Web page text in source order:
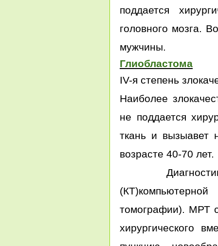
поддается
головного мозга.
мужчины.
Глиобластома
IV-я степень
Наиболее
не поддается
ткань и вызыавет
возрасте 40-70 лет.
Диагностика
томографии). МРТ
хирургического